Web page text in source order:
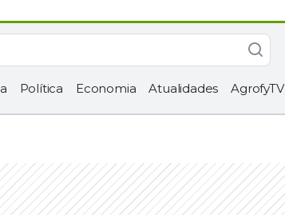
Política Economia Atualidades AgrofyTV